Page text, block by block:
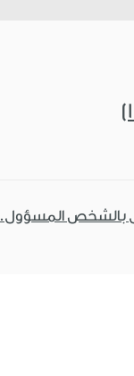
بالشخص المسؤول.